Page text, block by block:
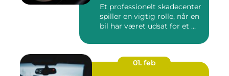
Et professionelt skadecenter
spiller en vigtig rolle, når en
bil har været udsat for et ...
01. feb